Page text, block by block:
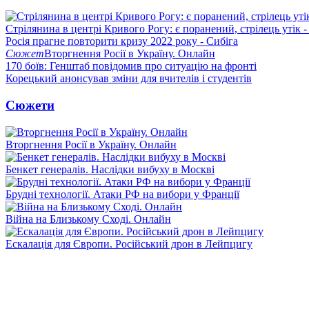
Стрілянина в центрі Кривого Рогу: є поранений, стрілець утік
Росія прагне повторити кризу 2022 року - Сибіга
СюжетВторгнення Росії в Україну. Онлайн
170 боїв: Генштаб повідомив про ситуацію на фронті
Корецький анонсував зміни для вчителів і студентів
Сюжети
Вторгнення Росії в Україну. Онлайн
Бенкет генералів. Наслідки вибуху в Москві
Брудні технології. Атаки РФ на вибори у Франції
Війна на Близькому Сході. Онлайн
Ескалація для Європи. Російський дрон в Лейпцигу